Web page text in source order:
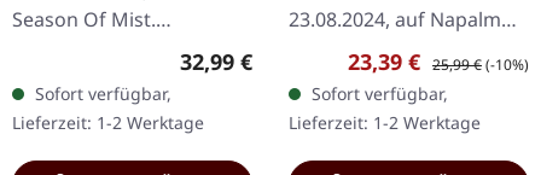
Season Of Mist.
Schwarzes Doppel-Vinyl
im Gatefold-Cover. "The
Wolf & The King" markiert
ein weiteres…
Regulärer Preis:
32,99 €
Sofort verfügbar,
Lieferzeit: 1-2 Werktage
23.08.2024, auf Napalm
Records. Schwarzes
Doppel-Vinyl im Gatefold-
Cover. "The Underworld
Awaits Us All" ist ein…
Verkaufspreis:
23,39 € Regulärer Preis:
25,99 €(-10%)
Sofort verfügbar,
Lieferzeit: 1-2 Werktage